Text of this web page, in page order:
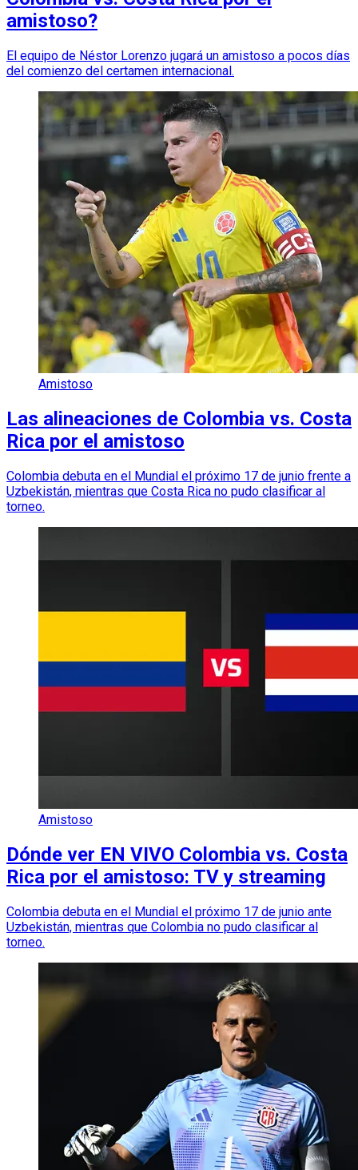
amistoso?
El equipo de Néstor Lorenzo jugará un amistoso a pocos días
del comienzo del certamen internacional.
Amistoso
Las alineaciones de Colombia vs. Costa
Rica por el amistoso
Colombia debuta en el Mundial el próximo 17 de junio frente a
Uzbekistán, mientras que Costa Rica no pudo clasificar al
torneo.
Amistoso
Dónde ver EN VIVO Colombia vs. Costa
Rica por el amistoso: TV y streaming
Colombia debuta en el Mundial el próximo 17 de junio ante
Uzbekistán, mientras que Colombia no pudo clasificar al
torneo.